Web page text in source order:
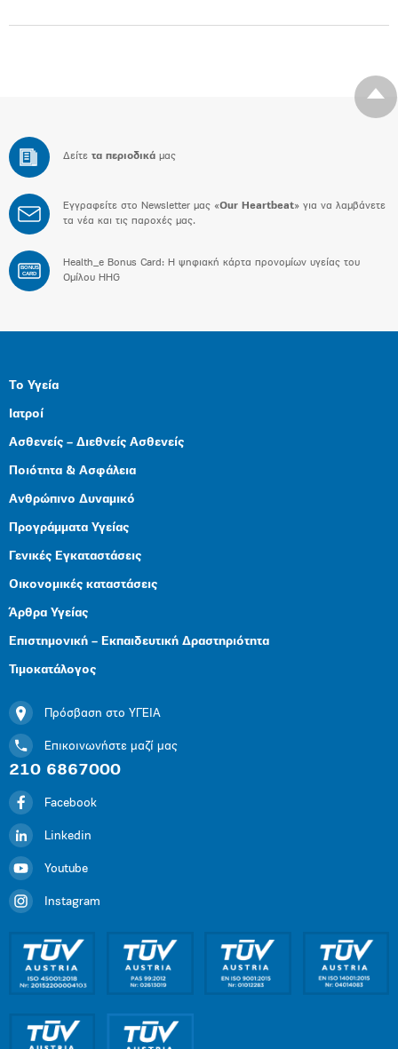
Δείτε τα περιοδικά μας
Εγγραφείτε στο Newsletter μας «Our Heartbeat» για να λαμβάνετε
τα νέα και τις παροχές μας.
BONUS
CARD
Health_e Bonus Card: H ψηφιακή κάρτα προνομίων υγείας του
Ομίλου HHG
Το Υγεία
Ιατροί
Ασθενείς – Διεθνείς Ασθενείς
Ποιότητα & Ασφάλεια
Ανθρώπινο Δυναμικό
Προγράμματα Υγείας
Γενικές Εγκαταστάσεις
Οικονομικές καταστάσεις
Άρθρα Υγείας
Επιστημονική – Εκπαιδευτική Δραστηριότητα
Τιμοκατάλογος
Πρόσβαση στο ΥΓΕΙΑ
Επικοινωνήστε μαζί μας
210 6867000
Facebook
Linkedin
Youtube
Instagram